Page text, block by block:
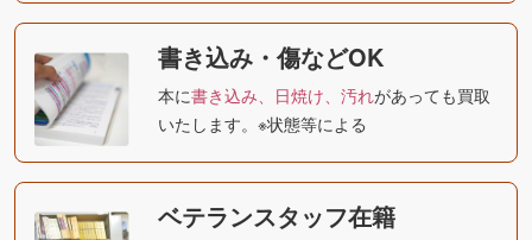
書き込み・傷などOK
本に書き込み、日焼け、汚れがあっても買取
いたします。※状態等による
ベテランスタッフ在籍